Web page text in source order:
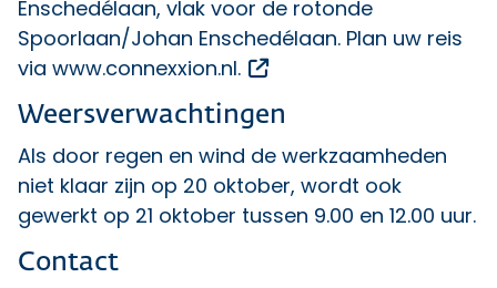
Enschedélaan, vlak voor de rotonde
Spoorlaan/Johan Enschedélaan. Plan uw reis
via www.connexxion.nl.
Weersverwachtingen
Als door regen en wind de werkzaamheden
niet klaar zijn op 20 oktober, wordt ook
gewerkt op 21 oktober tussen 9.00 en 12.00 uur.
Contact